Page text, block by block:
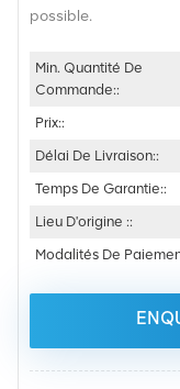
possible.
Min. Quantité De
Commande::
Prix::
Délai De Livraison::
Temps De Garantie::
Lieu D'origine ::
Modalités De